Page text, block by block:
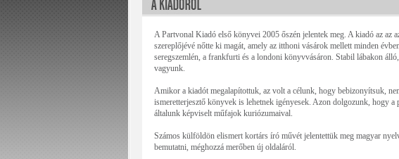
A Partvonal Kiadó első könyvei 2005 őszén jelentek meg. A kiadó az az
szereplőjévé nőtte ki magát, amely az itthoni vásárok mellett minden
seregszemlén, a frankfurti és a londoni könyvvásáron. Stabil lábakon
vagyunk.
Amikor a kiadót megalapítottuk, az volt a célunk, hogy bebizonyítsuk,
ismeretterjesztő könyvek is lehetnek igényesek. Azon dolgozunk, hogy a
általunk képviselt műfajok kuriózumaival.
Számos külföldön elismert kortárs író művét jelentettük meg magyar
bemutatni, méghozzá merőben új oldaláról.